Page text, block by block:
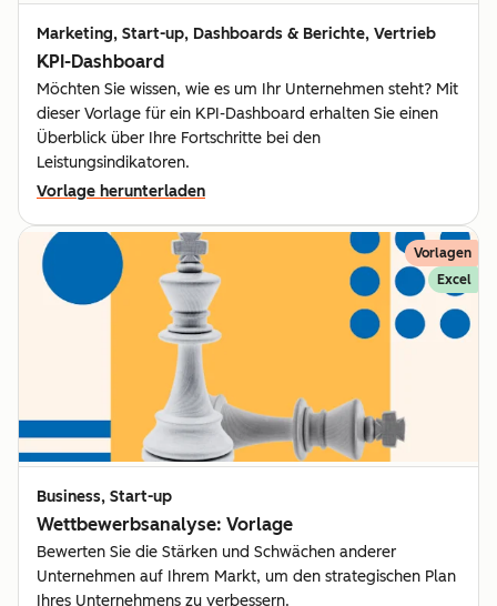
Marketing, Start-up, Dashboards & Berichte, Vertrieb
KPI-Dashboard
Möchten Sie wissen, wie es um Ihr Unternehmen steht? Mit
dieser Vorlage für ein KPI-Dashboard erhalten Sie einen
Überblick über Ihre Fortschritte bei den
Leistungsindikatoren.
Vorlage herunterladen
Vorlagen
Excel
Business, Start-up
Wettbewerbsanalyse: Vorlage
Bewerten Sie die Stärken und Schwächen anderer
Unternehmen auf Ihrem Markt, um den strategischen Plan
Ihres Unternehmens zu verbessern.